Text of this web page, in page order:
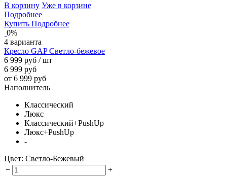
В корзину Уже в корзине
Подробнее
Купить Подробнее
0%
4 варианта
Кресло GAP Светло-бежевое
6 999 руб / шт
6 999 руб
от 6 999 руб
Наполнитель
Классический
Люкс
Классический+PushUp
Люкс+PushUp
-
Цвет: Светло-Бежевый
−
+